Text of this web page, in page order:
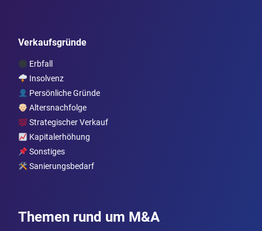
Verkaufsgründe
Erbfall
Insolvenz
Persönliche Gründe
Altersnachfolge
Strategischer Verkauf
Kapitalerhöhung
Sonstiges
Sanierungsbedarf
Themen rund um M&A